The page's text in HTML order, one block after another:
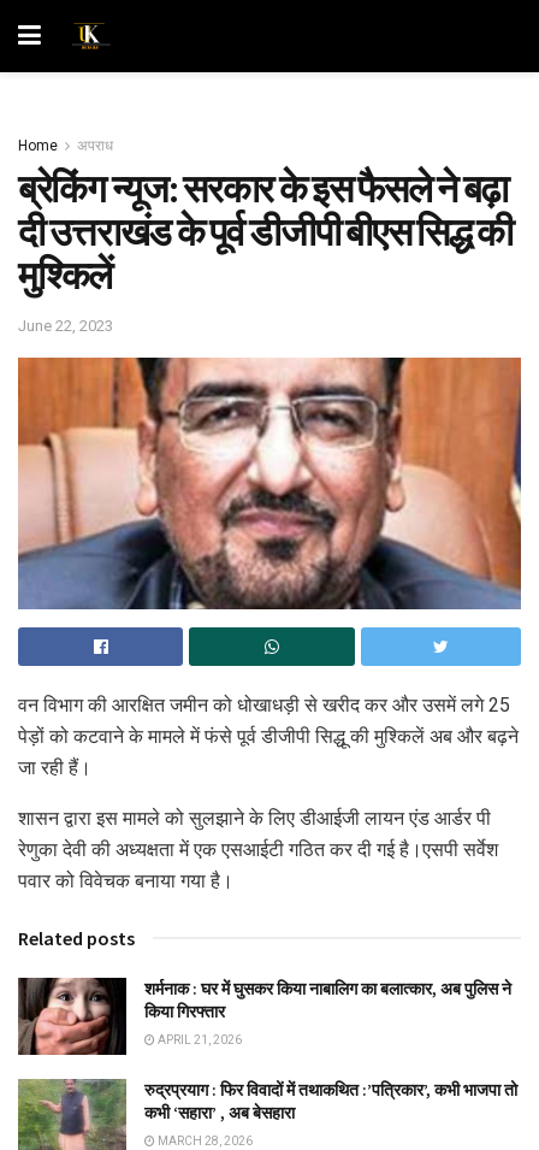
Home अपराध
ब्रेकिंग न्यूज: सरकार के इस फैसले ने बढ़ा
दी उत्तराखंड के पूर्व डीजीपी बीएस सिद्ध की
मुश्किलें
June 22, 2023
वन विभाग की आरक्षित जमीन को धोखाधड़ी से खरीद कर और उसमें लगे 25
पेड़ों को कटवाने के मामले में फंसे पूर्व डीजीपी सिद्धू की मुश्किलें अब और बढ़ने
जा रही हैं।
शासन द्वारा इस मामले को सुलझाने के लिए डीआईजी लायन एंड आर्डर पी
रेणुका देवी की अध्यक्षता में एक एसआईटी गठित कर दी गई है।एसपी सर्वेश
पवार को विवेचक बनाया गया है।
Related posts
शर्मनाक : घर में घुसकर किया नाबालिग का बलात्कार, अब पुलिस ने
किया गिरफ्तार
APRIL 21, 2026
रुद्रप्रयाग : फिर विवादों में तथाकथित :’पत्रिकार’, कभी भाजपा तो
कभी ‘सहारा’ , अब बेसहारा
MARCH 28, 2026